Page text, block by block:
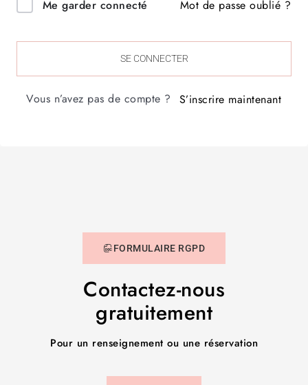
Me garder connecté Mot de passe oublié ?
SE CONNECTER
Vous n’avez pas de compte ? S’inscrire maintenant
FORMULAIRE RGPD
Contactez-nous
gratuitement
Pour un renseignement ou une réservation